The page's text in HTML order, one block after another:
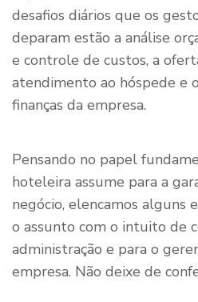
desafios diários que os
deparam estão a análise
e controle de custos, a
atendimento ao hóspede e
finanças da empresa.
Pensando no papel
hoteleira assume para a
negócio, elencamos alguns
o assunto com o intuito de
administração e para o
empresa. Não deixe de